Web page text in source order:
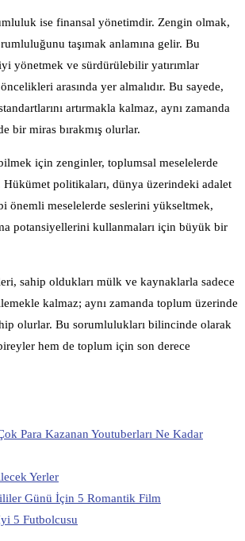
ise finansal yönetimdir. Zengin olmak,
taşımak anlamına gelir. Bu
yönetmek ve sürdürülebilir yatırımlar
arasında yer almalıdır. Bu sayede,
artırmakla kalmaz, aynı zamanda
bir miras bırakmış olurlar.
için zenginler, toplumsal meselelerde
Hükümet politikaları, dünya üzerindeki adalet
önemli meselelerde seslerini yükseltmek,
potansiyellerini kullanmaları için büyük bir
sahip oldukları mülk ve kaynaklarla sadece
kalmaz; aynı zamanda toplum üzerinde
olurlar. Bu sorumlulukları bilincinde olarak
hem de toplum için son derece
Para Kazanan Youtuberları Ne Kadar
Yerler
Günü İçin 5 Romantik Film
5 Futbolcusu